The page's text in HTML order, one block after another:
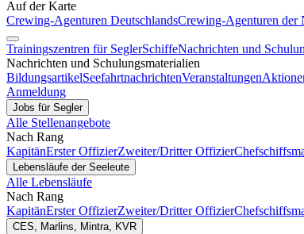
Auf der Karte
Crewing-Agenturen DeutschlandsCrewing-Agenturen der
Trainingszentren für SeglerSchiffeNachrichten und
Nachrichten und Schulungsmaterialien
BildungsartikelSeefahrtnachrichtenVeranstaltungen
Anmeldung
Jobs für Segler
Alle Stellenangebote
Nach Rang
KapitänErster OffizierZweiter/Dritter Offizier
Lebensläufe der Seeleute
Alle Lebensläufe
Nach Rang
KapitänErster OffizierZweiter/Dritter Offizier
CES, Marlins, Mintra, KVR